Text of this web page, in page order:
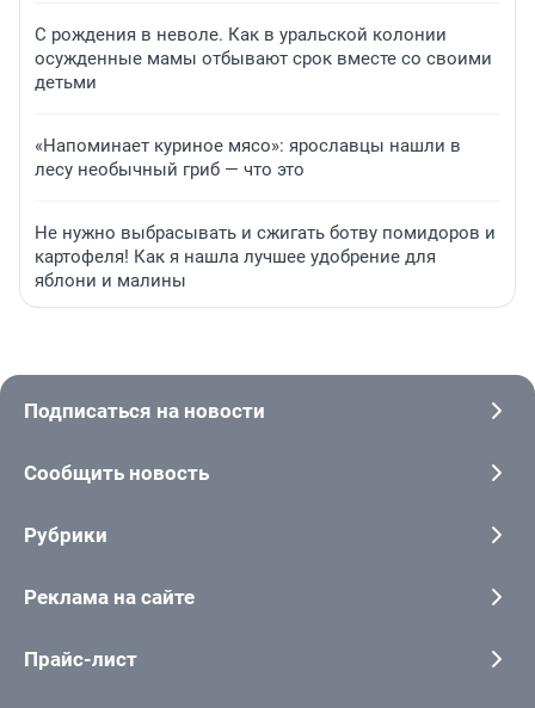
С рождения в неволе. Как в уральской колонии
осужденные мамы отбывают срок вместе со своими
детьми
«Напоминает куриное мясо»: ярославцы нашли в
лесу необычный гриб — что это
Не нужно выбрасывать и сжигать ботву помидоров и
картофеля! Как я нашла лучшее удобрение для
яблони и малины
Подписаться на новости
Сообщить новость
Рубрики
Реклама на сайте
Прайс-лист